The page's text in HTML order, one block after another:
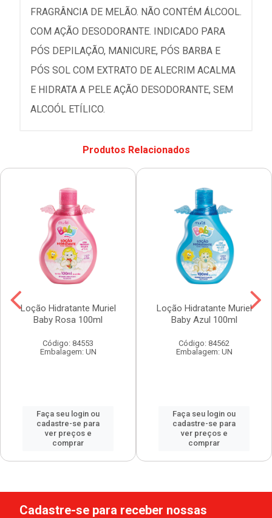
FRAGRÂNCIA DE MELÃO. NÃO CONTÉM ÁLCOOL.
COM AÇÃO DESODORANTE. INDICADO PARA
PÓS DEPILAÇÃO, MANICURE, PÓS BARBA E
PÓS SOL COM EXTRATO DE ALECRIM ACALMA
E HIDRATA A PELE AÇÃO DESODORANTE, SEM
ALCOÓL ETÍLICO.
Produtos Relacionados
Loção Hidratante Muriel
Baby Rosa 100ml
Código: 84553
Embalagem: UN
Faça seu login ou
cadastre-se para
ver preços e
comprar
Loção Hidratante Muriel
Baby Azul 100ml
Código: 84562
Embalagem: UN
Faça seu login ou
cadastre-se para
ver preços e
comprar
Cadastre-se para receber nossas